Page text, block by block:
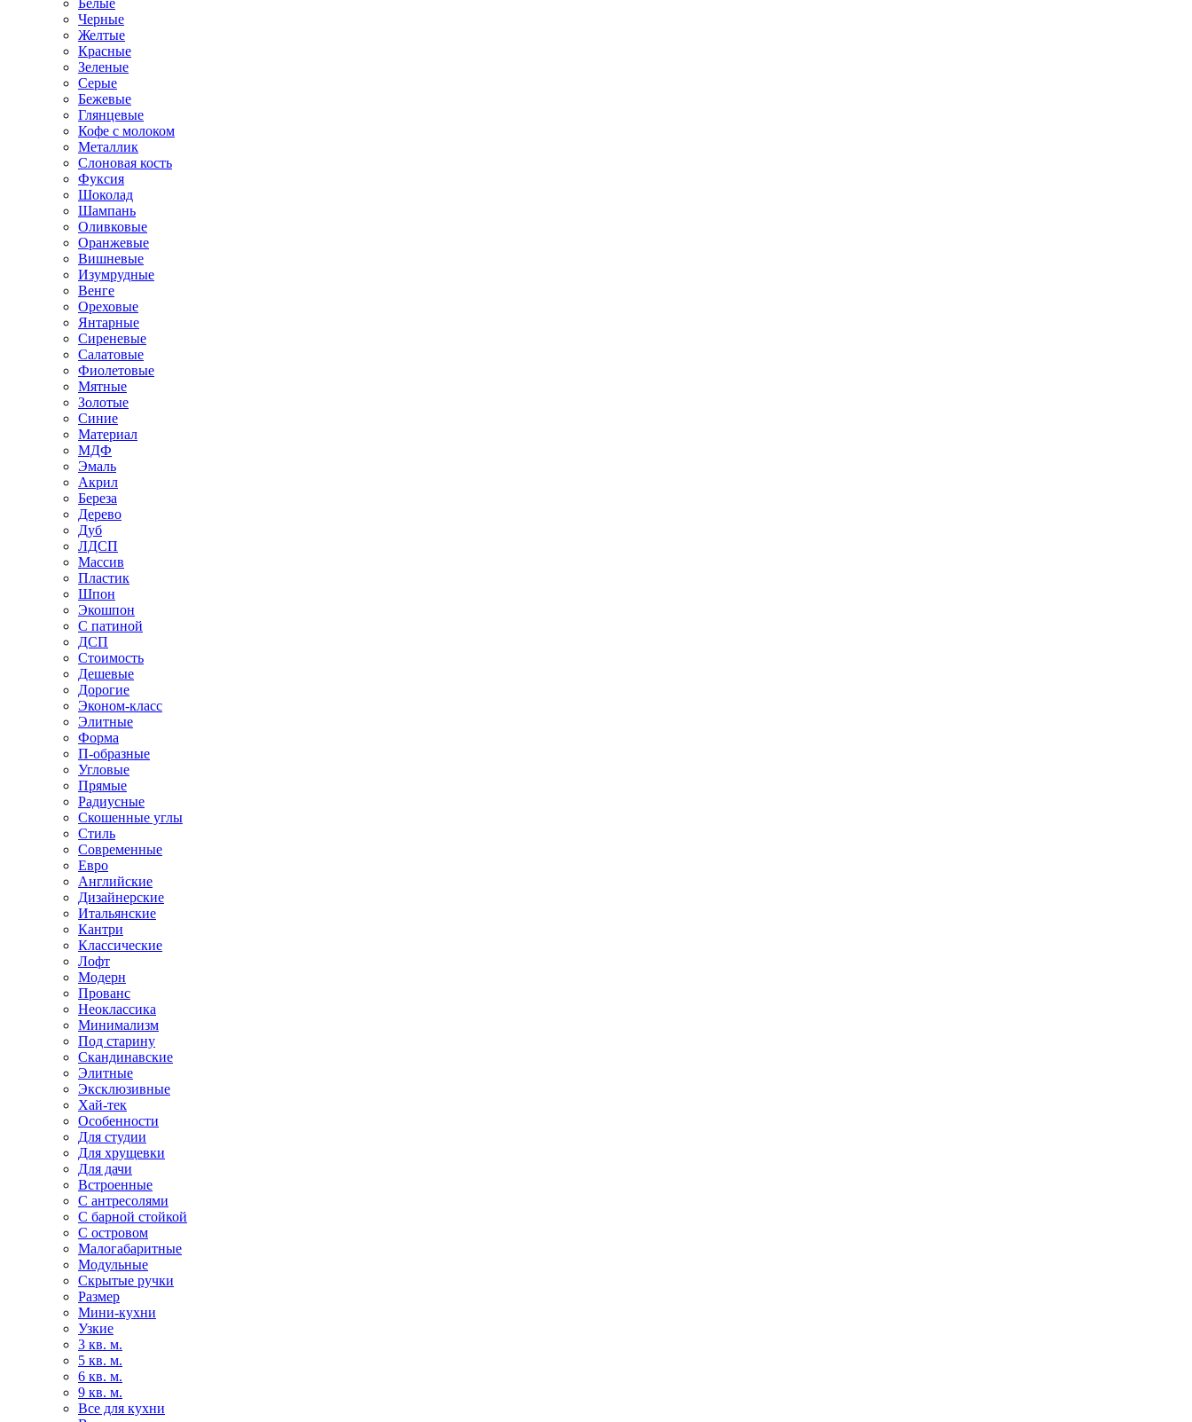
Черные
Желтые
Красные
Зеленые
Серые
Бежевые
Глянцевые
Кофе с молоком
Металлик
Слоновая кость
Фуксия
Шоколад
Шампань
Оливковые
Оранжевые
Вишневые
Изумрудные
Венге
Ореховые
Янтарные
Сиреневые
Салатовые
Фиолетовые
Мятные
Золотые
Синие
Материал
МДФ
Эмаль
Акрил
Береза
Дерево
Дуб
ЛДСП
Массив
Пластик
Шпон
Экошпон
С патиной
ДСП
Стоимость
Дешевые
Дорогие
Эконом-класс
Элитные
Форма
П-образные
Угловые
Прямые
Радиусные
Скошенные углы
Стиль
Современные
Евро
Английские
Дизайнерские
Итальянские
Кантри
Классические
Лофт
Модерн
Прованс
Неоклассика
Минимализм
Под старину
Скандинавские
Элитные
Эксклюзивные
Хай-тек
Особенности
Для студии
Для хрущевки
Для дачи
Встроенные
С антресолями
С барной стойкой
С островом
Малогабаритные
Модульные
Скрытые ручки
Размер
Мини-кухни
Узкие
3 кв. м.
5 кв. м.
6 кв. м.
9 кв. м.
Все для кухни